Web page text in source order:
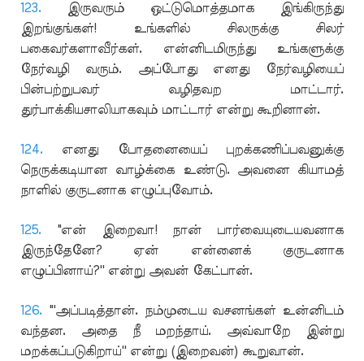
123.
இருவரும் ஒட்டுமொத்தமாக இங்கிருந்து
இறங்குங்கள்! உங்களில் சிலருக்கு சிலர்
பகைவர்களாவீர்கள். என்னிடமிருந்து உங்களுக்கு
நேர்வழி வரும். அப்போது எனது நேர்வழியைப்
பின்பற்றுபவர் வழிதவற மாட்டார்.
துர்பாக்கியசாலியாகவும் மாட்டார் என்று கூறினான்.
124. எனது போதனையைப் புறக்கணிப்பவனுக்கு
நெருக்கடியான வாழ்க்கை உண்டு. அவனை கியாமத்
நாளில் குருடனாக எழுப்புவோம்.
125. "என் இறைவா! நான் பார்வையுடையவனாக
இருந்தேனே? ஏன் என்னைக் குருடனாக
எழுப்பினாய்?'' என்று அவன் கேட்பான்.
126. "'அப்படித்தான். நம்முடைய வசனங்கள் உன்னிடம்
வந்தன. அதை நீ மறந்தாய். அவ்வாறே இன்று
மறக்கப்படுகிறாய்'' என்று (இறைவன்) கூறுவான்.